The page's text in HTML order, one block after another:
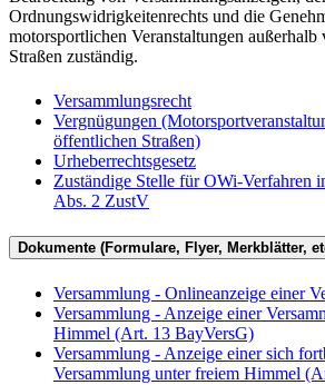
Ordnungswidrigkeitenrechts und die
motorsportlichen Veranstaltungen
Straßen zuständig.
Versammlungsrecht
Vergnügungen
öffentlichen Straßen)
Urheberrechtsgesetz
Zuständige Stelle für OWi-Verfahren
Abs. 2 ZustV
Dokumente (Formulare, Flyer, Merkblätter,
Versammlung - Onlineanzeige einer
Versammlung - Anzeige einer
Himmel (Art. 13 BayVersG)
Versammlung - Anzeige einer sich
Versammlung unter freiem Himmel